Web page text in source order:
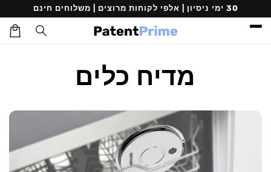
דילוג
לתוכן
30 ימי ניסיון | אלפי לקוחות מרוצים | משלוחים חינם
עגלת
קניות
מדיח כלים